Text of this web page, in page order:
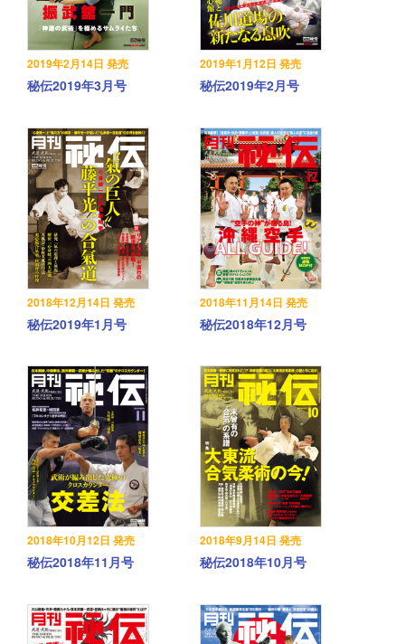
2019年2月14日 発売
秘伝2019年3月号
2019年1月12日 発売
秘伝2019年2月号
2018年12月14日 発売
秘伝2019年1月号
2018年11月14日 発売
秘伝2018年12月号
2018年10月12日 発売
秘伝2018年11月号
2018年9月14日 発売
秘伝2018年10月号